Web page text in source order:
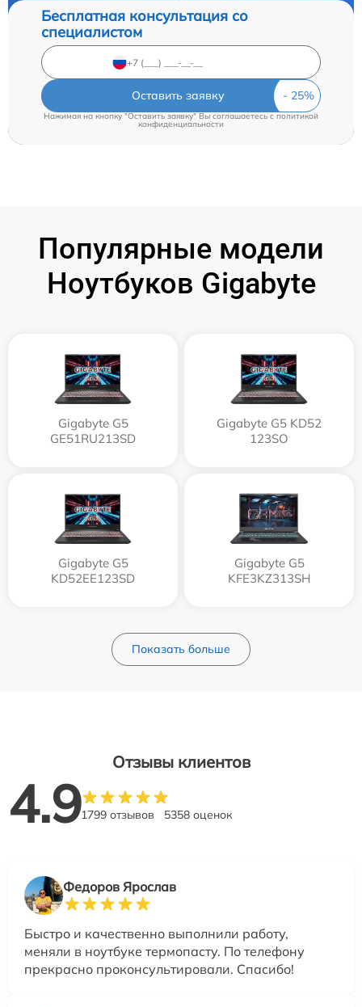
Бесплатная консультация со
специалистом
Оставить заявку
Нажимая на кнопку "Оставить заявку" Вы соглашаетесь c политикой
конфиденциальности
Популярные модели
Ноутбуков Gigabyte
Gigabyte G5
GE51RU213SD
Gigabyte G5 KD52
123SO
Gigabyte G5
KD52EE123SD
Gigabyte G5
KFE3KZ313SH
Показать больше
Отзывы клиентов
4.91799 отзывов 5358 оценок
Федоров Ярослав
Быстро и качественно выполнили работу,
меняли в ноутбуке термопасту. По телефону
прекрасно проконсультировали. Спасибо!